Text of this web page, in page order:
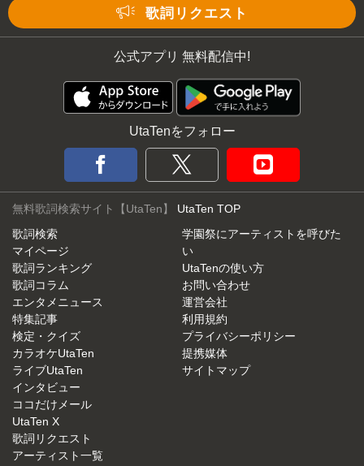
歌詞リクエスト
公式アプリ 無料配信中!
UtaTenをフォロー
無料歌詞検索サイト【UtaTen】 UtaTen TOP
歌詞検索
マイページ
歌詞ランキング
歌詞コラム
エンタメニュース
特集記事
検定・クイズ
カラオケUtaTen
ライブUtaTen
インタビュー
ココだけメール
UtaTen X
歌詞リクエスト
アーティスト一覧
学園祭にアーティストを呼びた
い
UtaTenの使い方
お問い合わせ
運営会社
利用規約
プライバシーポリシー
提携媒体
サイトマップ